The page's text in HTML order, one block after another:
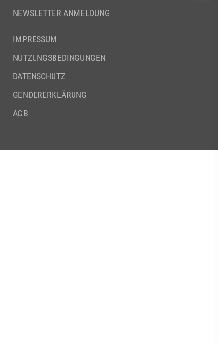
NEWSLETTER ANMELDUNG
IMPRESSUM
NUTZUNGSBEDINGUNGEN
DATENSCHUTZ
GENDERERKLÄRUNG
AGB